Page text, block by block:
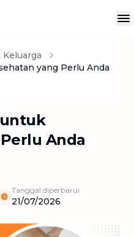
Keluarga
yang Perlu Anda
Anda
Tanggal diperbarui
21/07/2026